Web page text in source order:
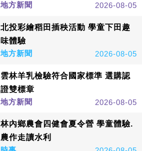
地方新聞
2026-08-05
北投彩繪稻田插秧活動 學童下田趣
味體驗
地方新聞
2026-08-05
雲林羊乳檢驗符合國家標準 選購認
證雙標章
地方新聞
2026-08-05
林內鄉農會四健會夏令營 學童體驗.
農作走讀水利